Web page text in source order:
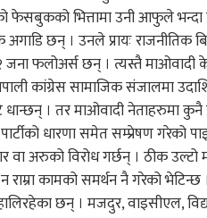
फेसबुकको भित्तामा उनी आफुले भन्दा
छन् । उनले प्रायः राजनीतिक
फलोअर्स छन् । त्यस्तै माओवादी
कांग्रेस सामाजिक संजालमा
धान्छन् । तर माओवादी नेताहरुमा
धारणा समेत सम्प्रेषण गरेको
वा अरुको विरोध गर्छन् । ठीक
राम्रा कामको समर्थन नै गरेको
छन् । मजदुर, वाइसीएल,